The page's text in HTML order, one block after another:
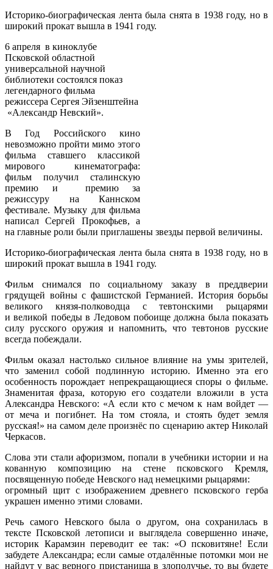
Историко-биографическая лента была снята в 1938 году, но в
широкий прокат вышла в 1941 году.
6 апреля в киноклубе
Псковской областной
универсальной научной
библиотеки состоялся показ
легендарного фильма
режиссера Сергея Эйзенштейна
«Александр Невский».
В Год Российского кино
невозможно пройти мимо этого
фильма ставшего классикой
мирового кинематографа:
фильм получил сталинскую
премию и премию за
режиссуру на Каннском
фестивале. Музыку для фильма
написал Сергей Прокофьев, а
на главные роли были приглашены звезды первой величины.
Историко-биографическая лента была снята в 1938 году, но в
широкий прокат вышла в 1941 году.
Фильм снимался по социальному заказу в преддверии
грядущей войны с фашистской Германией. История борьбы
великого князя-полководца с тевтонскими рыцарями
и великой победы в Ледовом побоище должна была показать
силу русского оружия и напомнить, что тевтонов русские
всегда побеждали.
Фильм оказал настолько сильное влияние на умы зрителей,
что заменил собой подлинную историю. Именно эта его
особенность порождает непрекращающиеся споры о фильме.
Знаменитая фраза, которую его создатели вложили в уста
Александра Невского: «А если кто с мечом к нам войдет —
от меча и погибнет. На том стояла, и стоять будет земля
русская!» на самом деле произнёс по сценарию актер Николай
Черкасов.
Слова эти стали афоризмом, попали в учебники истории и на
кованную композицию на стене псковского Кремля,
посвященную победе Невского над немецкими рыцарями:
огромный щит с изображением древнего псковского герба
украшен именно этими словами.
Речь самого Невского была о другом, она сохранилась в
тексте Псковской летописи и выглядела совершенно иначе,
историк Карамзин переводит ее так: «О псковитяне! Если
забудете Александра; если самые отдалённые потомки мои не
найдут у вас верного пристанища в злополучье, то вы будете